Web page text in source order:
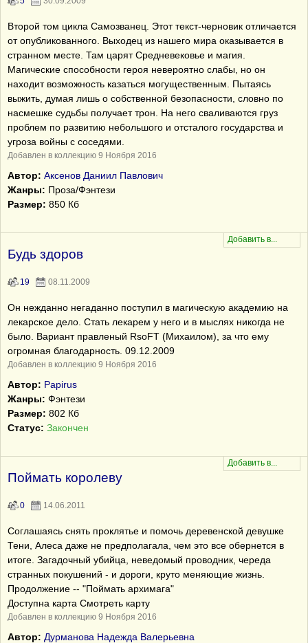
Второй том цикла Самозванец. Этот текст-черновик отличается
от опубликованного. Выходец из нашего мира оказывается в
странном месте. Там царят Средневековье и магия.
Магические способности героя невероятно слабы, но он
находит возможность казаться могущественным. Пытаясь
выжить, думая лишь о собственной безопасности, словно по
насмешке судьбы получает трон. На него сваливаются груз
проблем по развитию небольшого и отсталого государства и
угроза войны с соседями.
Добавлен в коллекцию 9 Ноября 2016
Автор: Аксенов Даниил Павлович
Жанры: Проза/Фэнтези
Размер: 850 Кб
Будь здоров
19 08.11.2009
Он нежданно негаданно поступил в магическую академию на
лекарское дело. Стать лекарем у него и в мыслях никогда не
было. Вариант правленый RsoFT (Михаилом), за что ему
огромная благодарность. 09.12.2009
Добавлен в коллекцию 9 Ноября 2016
Автор: Papirus
Жанры: Фэнтези
Размер: 802 Кб
Статус: Закончен
Поймать королеву
0 14.06.2011
Соглашаясь снять проклятье и помочь деревенской девушке
Тени, Алеса даже не предполагала, чем это все обернется в
итоге. Загадочный убийца, неведомый проводник, череда
странных покушений - и дороги, круто меняющие жизнь.
Продолжение -- "Поймать архимага"
Доступна карта Смотреть карту
Добавлен в коллекцию 9 Ноября 2016
Автор: Дурманова Надежда Валерьевна